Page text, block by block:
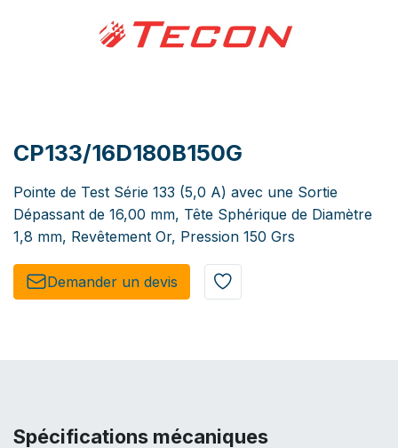
CP133/16D180B150G
Pointe de Test Série 133 (5,0 A) avec une Sortie
Dépassant de 16,00 mm, Tête Sphérique de Diamètre
1,8 mm, Revêtement Or, Pression 150 Grs
Demander un de​​vis​​
Spécifications mécaniques